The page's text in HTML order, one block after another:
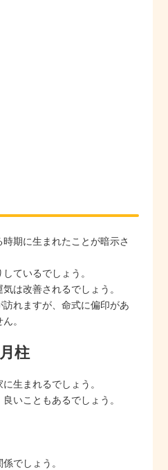
期に生まれたことが暗示さ
ているでしょう。
は改善されるでしょう。
れますが、命式に偏印があ
。
柱
生まれるでしょう。
いこともあるでしょう。
でしょう。